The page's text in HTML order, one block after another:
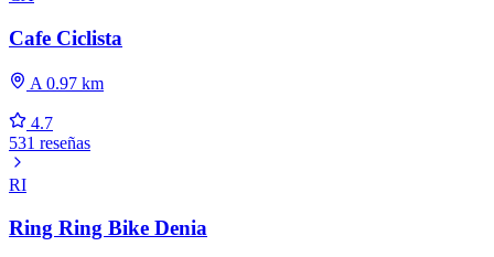
Cafe Ciclista
A 0.97 km
4.7
531 reseñas
RI
Ring Ring Bike Denia